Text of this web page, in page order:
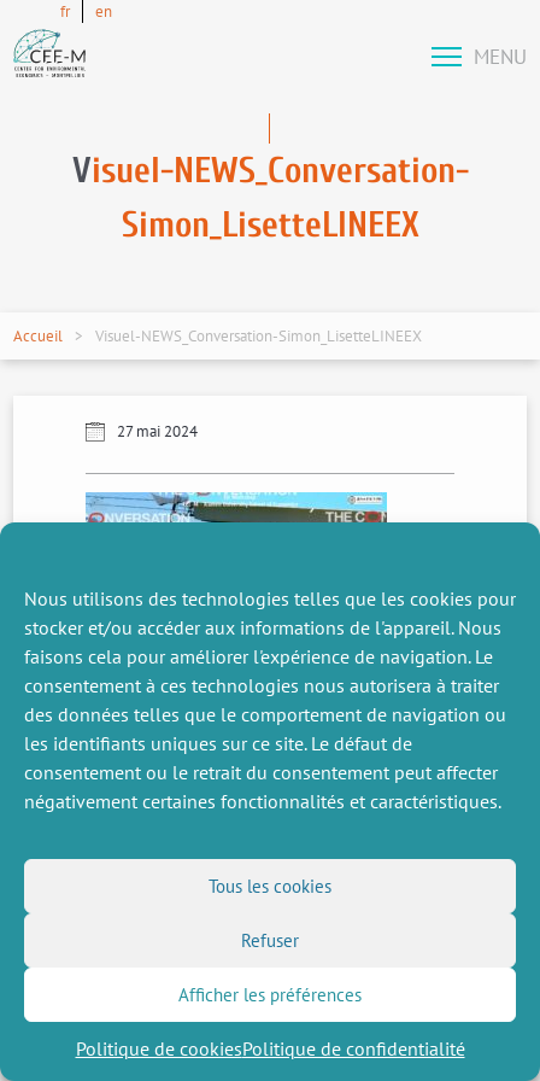
Nous utilisons des technologies telles que les cookies pour
stocker et/ou accéder aux informations de l'appareil. Nous
faisons cela pour améliorer l'expérience de navigation. Le
consentement à ces technologies nous autorisera à traiter
des données telles que le comportement de navigation ou
les identifiants uniques sur ce site. Le défaut de
consentement ou le retrait du consentement peut affecter
négativement certaines fonctionnalités et caractéristiques.
Tous les cookies
Refuser
Afficher les préférences
Politique de cookiesPolitique de confidentialité
fr en
MENU
Visuel-NEWS_Conversation-
Simon_LisetteLINEEX
Accueil Visuel-NEWS_Conversation-Simon_LisetteLINEEX
27 mai 2024
ACTUALITÉS
PRÉCÉDENTE
DIVERS
Job market
NOUS SUIVRE
Réseaux sociaux
(Twitter)